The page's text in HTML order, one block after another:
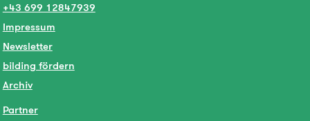
+43 699 12847939
Impressum
Newsletter
bilding fördern
Archiv
Partner